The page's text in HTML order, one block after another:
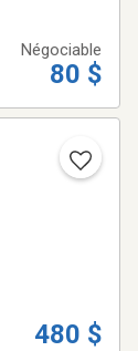
Négociable
80 $
480 $